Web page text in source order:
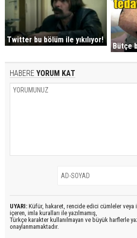
Twitter bu bölüm ile yıkılıyor!
Bütçe
HABERE YORUM KAT
UYARI: Küfür, hakaret, rencide edici cümleler veya
içeren, imla kuralları ile yazılmamış,
Türkçe karakter kullanılmayan ve büyük harflerle
onaylanmamaktadır.